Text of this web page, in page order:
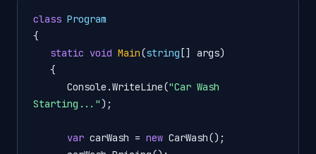
class Program
{
static void Main(string [] args)
      Console.WriteLine(
"Car Wash
Starting...");
var carWash = new CarWash();